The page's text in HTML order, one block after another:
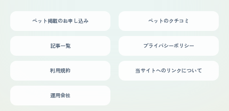
ペット掲載のお申し込み ペットのクチコミ
記事一覧 プライバシーポリシー
利用規約 当サイトへのリンクについて
運用会社